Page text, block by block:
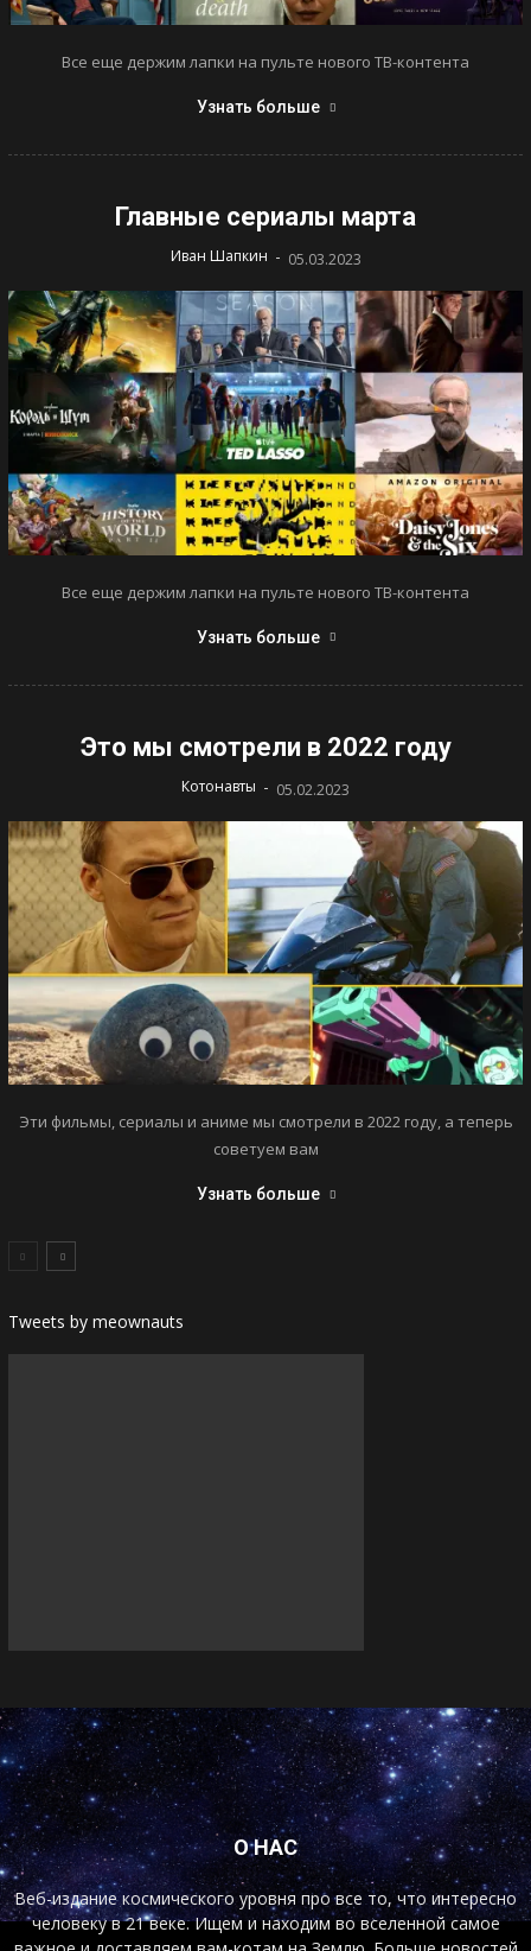
Все еще держим лапки на пульте нового ТВ-контента
Узнать больше
Главные сериалы марта
Иван Шапкин - 05.03.2023
Все еще держим лапки на пульте нового ТВ-контента
Узнать больше
Это мы смотрели в 2022 году
Котонавты - 05.02.2023
Эти фильмы, сериалы и аниме мы смотрели в 2022 году, а теперь
советуем вам
Узнать больше
Tweets by meownauts
О НАС
Веб-издание космического уровня про все то, что интересно
человеку в 21 веке. Ищем и находим во вселенной самое